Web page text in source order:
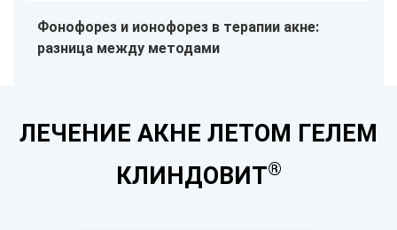
Фонофорез и ионофорез в терапии акне:
разница между методами
ЛЕЧЕНИЕ АКНЕ ЛЕТОМ ГЕЛЕМ
КЛИНДОВИТ®